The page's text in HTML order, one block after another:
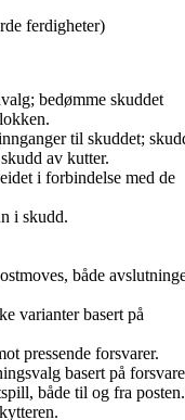
ferdigheter)
bedømme skuddet
til skuddet;
av kutter.
i forbindelse med de
i skudd.
både
varianter basert på
pressende forsvarer.
basert på
både til og fra posten.